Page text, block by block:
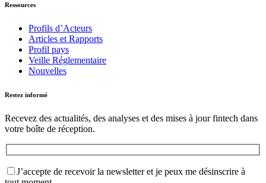
Ressources
Profils d’Acteurs
Articles et Rapports
Profil pays
Veille Réglementaire
Nouvelles
Restez informé
Recevez des actualités, des analyses et des mises à jour fintech dans
votre boîte de réception.
J’accepte de recevoir la newsletter et je peux me désinscrire à